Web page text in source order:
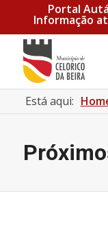
Portal
Informação
Está aqui: